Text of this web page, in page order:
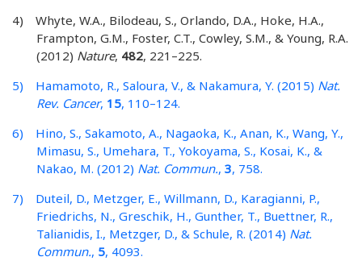
4) Whyte, W.A., Bilodeau, S., Orlando, D.A., Hoke, H.A.,
Frampton, G.M., Foster, C.T., Cowley, S.M., & Young, R.A.
(2012) Nature, 482, 221–225.
5) Hamamoto, R., Saloura, V., & Nakamura, Y. (2015) Nat.
Rev. Cancer, 15, 110–124.
6) Hino, S., Sakamoto, A., Nagaoka, K., Anan, K., Wang, Y.,
Mimasu, S., Umehara, T., Yokoyama, S., Kosai, K., &
Nakao, M. (2012) Nat. Commun., 3, 758.
7) Duteil, D., Metzger, E., Willmann, D., Karagianni, P.,
Friedrichs, N., Greschik, H., Gunther, T., Buettner, R.,
Talianidis, I., Metzger, D., & Schule, R. (2014) Nat.
Commun., 5, 4093.